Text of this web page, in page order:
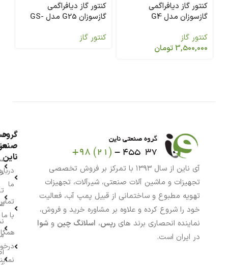
کنتور گاز دیافراگمی
گازسوزان مدل G4
کنتور گاز
3,500,000تومان
کنتور گاز دیافراگمی
گازسوزان G25 مدل GS-
کنتور گاز
آی ناین از سال ۱۳۹۳ با تمرکز بر فروش تخصصی
تجهیزات و ماشین آلات صنعتی، شیرآلات، تجهیزات
تهویه مطبوع و ساختمانی از قبیل پمپ آب، فعالیت
خود را شروع کرده و علاوه بر مشاوره خرید و فروش،
نماینده انحصاری برند های رپس، اسلانگ چین و شوا
در ایران است.
گروه
ناین
ما
با ما